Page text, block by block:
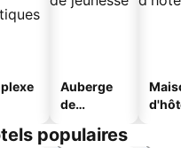
Auberge
de
populaires